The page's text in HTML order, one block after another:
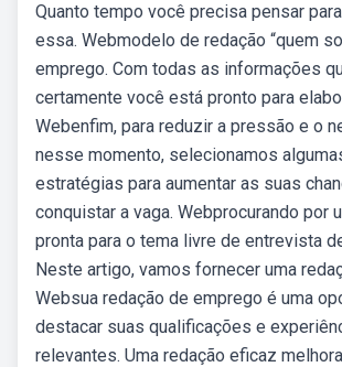
Quanto tempo você precisa pensar
essa. Webmodelo de redação “quem
emprego. Com todas as informações
certamente você está pronto para
Webenfim, para reduzir a pressão e o
nesse momento, selecionamos
estratégias para aumentar as suas
conquistar a vaga. Webprocurando por
pronta para o tema livre de entrevista
Neste artigo, vamos fornecer uma
Websua redação de emprego é uma
destacar suas qualificações e
relevantes. Uma redação eficaz